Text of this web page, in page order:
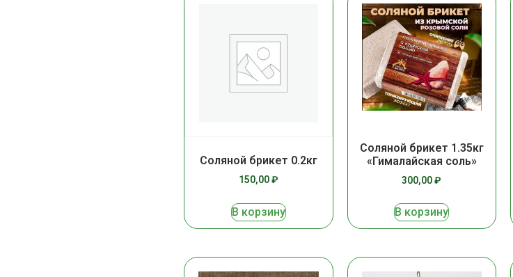
Соляной брикет 0.2кг
150,00₽
В корзину
Соляной брикет 1.35кг
«Гималайская соль»
300,00₽
В корзину